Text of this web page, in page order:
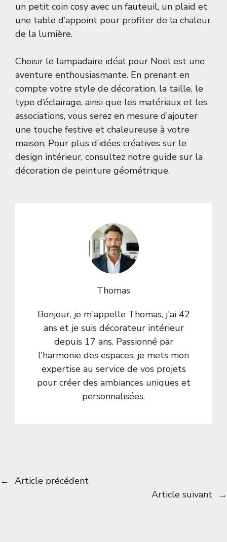
un petit coin cosy avec un fauteuil, un plaid et
une table d’appoint pour profiter de la chaleur
de la lumière.
Choisir le lampadaire idéal pour Noël est une
aventure enthousiasmante. En prenant en
compte votre style de décoration, la taille, le
type d’éclairage, ainsi que les matériaux et les
associations, vous serez en mesure d’ajouter
une touche festive et chaleureuse à votre
maison. Pour plus d’idées créatives sur le
design intérieur, consultez notre guide sur la
décoration de peinture géométrique.
Thomas
Bonjour, je m'appelle Thomas, j'ai 42
ans et je suis décorateur intérieur
depuis 17 ans. Passionné par
l'harmonie des espaces, je mets mon
expertise au service de vos projets
pour créer des ambiances uniques et
personnalisées.
← Article précédent
Article suivant →